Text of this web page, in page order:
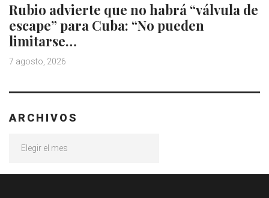
Rubio advierte que no habrá “válvula de
escape” para Cuba: “No pueden
limitarse…
7 agosto, 2026
ARCHIVOS